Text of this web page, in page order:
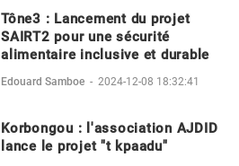
Tône3 : Lancement du projet
SAIRT2 pour une sécurité
alimentaire inclusive et durable
Edouard Samboe - 2024-12-08 18:32:41
Korbongou : l'association AJDID
lance le projet "t kpaadu"